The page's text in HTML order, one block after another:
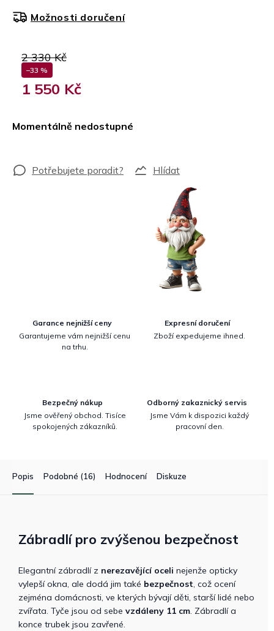
2 330 Kč
–33 %
1 550 Kč
Momentálně nedostupné
Možnosti doručení
Hlídat
Garance nejnižší ceny
Garantujeme vám nejnižší cenu
na trhu.
Expresní doručení
Zboží expedujeme ihned.
Bezpečný nákup
Jsme ověřený obchod. Tisíce
spokojených zákazníků.
Odborný zakaznický servis
Jsme Vám k dispozici každý
pracovní den.
Popis Podobné (16) Hodnocení Diskuze
Zábradlí pro zvýšenou bezpečnost
Elegantní zábradlí z nerezavějící oceli nejenže opticky
vylepší okna, ale dodá jim také bezpečnost, což ocení
zejména domácnosti, ve kterých bývají děti, starší lidé nebo
zvířata. Tyče jsou od sebe vzdáleny 11 cm. Zábradlí a
konce trubek jsou zavřené.